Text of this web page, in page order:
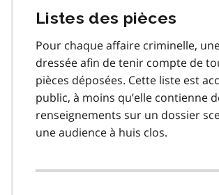
Listes des pièces
Pour chaque affaire criminelle,
dressée afin de tenir compte de
pièces déposées. Cette liste est
public, à moins qu’elle contienne
renseignements sur un dossier
une audience à huis clos.